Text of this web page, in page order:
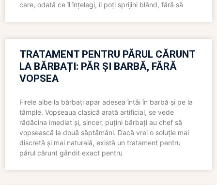
care, odată ce îl înțelegi, îl poți sprijini blând, fără să
TRATAMENT PENTRU PĂRUL CĂRUNT
LA BĂRBAȚI: PĂR ȘI BARBĂ, FĂRĂ
VOPSEA
Firele albe la bărbați apar adesea întâi în barbă și pe la
tâmple. Vopseaua clasică arată artificial, se vede
rădăcina imediat și, sincer, puțini bărbați au chef să
vopsească la două săptămâni. Dacă vrei o soluție mai
discretă și mai naturală, există un tratament pentru
părul cărunt gândit exact pentru